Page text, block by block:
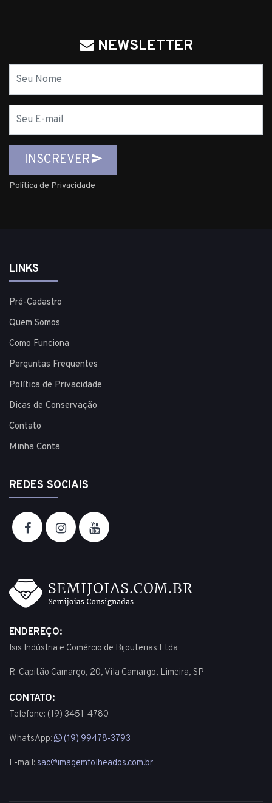
NEWSLETTER
mail
INSCREVER
Política de Privacidade
LINKS
Pré-Cadastro
Quem Somos
Como Funciona
Perguntas Frequentes
Política de Privacidade
Dicas de Conservação
Contato
Minha Conta
REDES SOCIAIS
ENDEREÇO:
Isis Indústria e Comércio de Bijouterias Ltda
R. Capitão Camargo, 20, Vila Camargo, Limeira, SP
CONTATO:
Telefone: (19) 3451-4780
WhatsApp: (19) 99478-3793
E-mail: sac@imagemfolheados.com.br